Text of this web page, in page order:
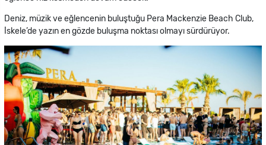
Deniz, müzik ve eğlencenin buluştuğu Pera Mackenzie Beach Club,
İskele’de yazın en gözde buluşma noktası olmayı sürdürüyor.